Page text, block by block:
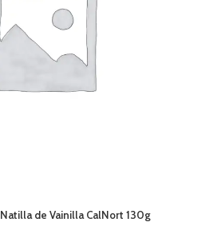
Natilla de Vainilla CalNort 130g